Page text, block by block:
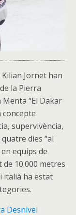
Kilian Jornet han
la Pierra
“El Dakar
concepte
supervivència,
dies “al
equips de
10.000 metres
italià ha estat
Desnivel